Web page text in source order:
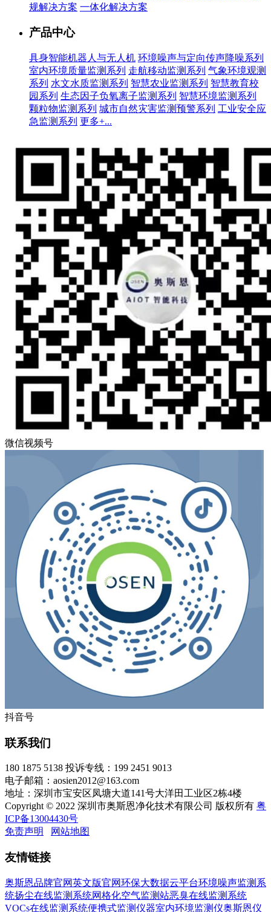
规解决方案 一体化解决方案
产品中心
具身智能机器人与无人机 环境噪声与定向传声降噪系列
室内环境质量监测系列 走航移动监测系列 气象环境观测
系列 水文水质监测系列 智慧农业监测系列 智慧教育校
园系列 生态因子负氧离子监测系列 智慧环境监测系列
颗粒物监测系列 城市自然灾害监测预警系列 工业安全应
急监测系列 更多+...
微信视频号
抖音号
联系我们
180 1875 5138 投诉专线：199 2451 9013
电子邮箱：aosien2012@163.com
地址：深圳市宝安区凤塘大道141号大洋田工业区2栋4楼
Copyright © 2022 深圳市奥斯恩净化技术有限公司 版权所有 粤
ICP备13004430号
免责声明
网站地图
友情链接
奥斯恩品牌官网英文版官网环保大数据云平台环境噪声监测系
统扬尘在线监测系统网格化空气监测站恶臭在线监测系统
VOCs在线监测系统便携式监测仪器室内环境监测仪奥斯恩仪